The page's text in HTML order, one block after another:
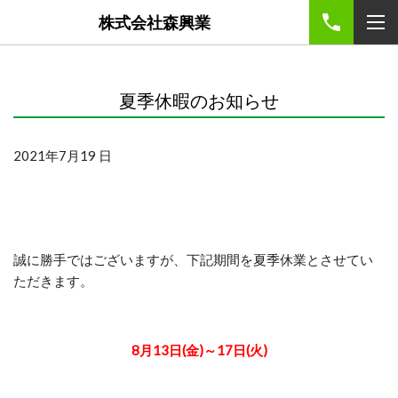
株式会社森興業
夏季休暇のお知らせ
2021年7月19 日
誠に勝手ではございますが、下記期間を夏季休業とさせてい
ただきます。
8月13日(金)～17日(火)